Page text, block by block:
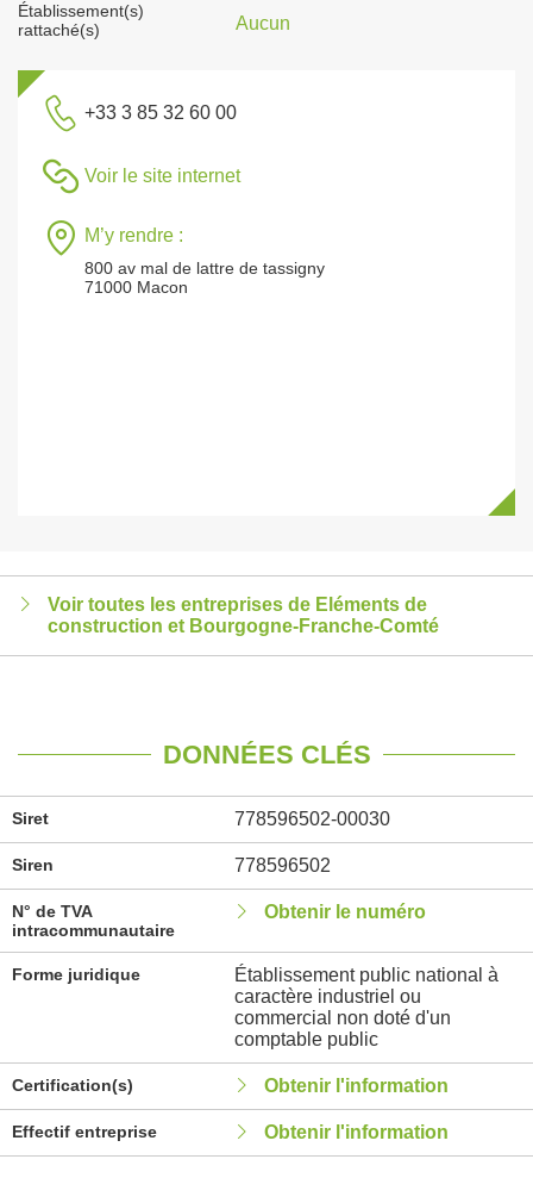
Établissement(s)
rattaché(s)
Aucun
+33 3 85 32 60 00
Voir le site internet
M’y rendre :
800 av mal de lattre de tassigny
71000 Macon
Voir toutes les entreprises de Eléments de
construction et Bourgogne-Franche-Comté
DONNÉES CLÉS
Siret 778596502-00030
Siren 778596502
N° de TVA
intracommunautaire
Obtenir le numéro
Forme juridique
Établissement public national à
caractère industriel ou
commercial non doté d'un
comptable public
Certification(s) Obtenir l'information
Effectif entreprise Obtenir l'information